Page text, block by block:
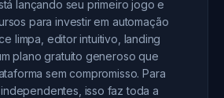
lançando seu primeiro jogo e
para investir em automação
limpa, editor intuitivo, landing
plano gratuito generoso que
sem compromisso. Para
isso faz toda a